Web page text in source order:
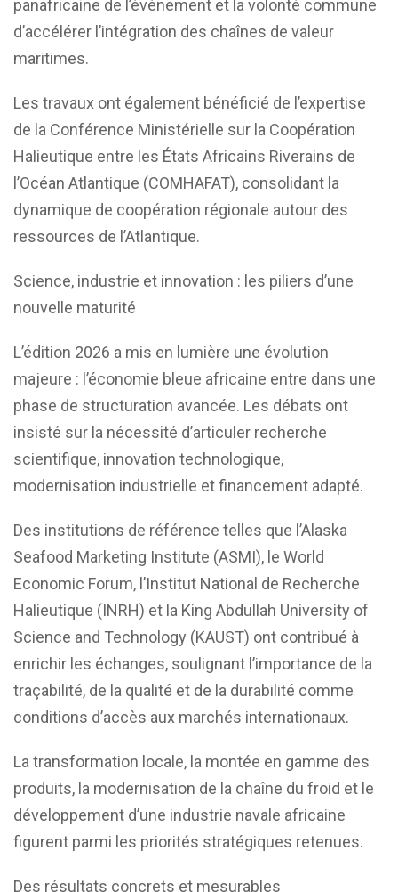
panafricaine de l’événement et la volonté commune
d’accélérer l’intégration des chaînes de valeur
maritimes.
Les travaux ont également bénéficié de l’expertise
de la Conférence Ministérielle sur la Coopération
Halieutique entre les États Africains Riverains de
l’Océan Atlantique (COMHAFAT), consolidant la
dynamique de coopération régionale autour des
ressources de l’Atlantique.
Science, industrie et innovation : les piliers d’une
nouvelle maturité
L’édition 2026 a mis en lumière une évolution
majeure : l’économie bleue africaine entre dans une
phase de structuration avancée. Les débats ont
insisté sur la nécessité d’articuler recherche
scientifique, innovation technologique,
modernisation industrielle et financement adapté.
Des institutions de référence telles que l’Alaska
Seafood Marketing Institute (ASMI), le World
Economic Forum, l’Institut National de Recherche
Halieutique (INRH) et la King Abdullah University of
Science and Technology (KAUST) ont contribué à
enrichir les échanges, soulignant l’importance de la
traçabilité, de la qualité et de la durabilité comme
conditions d’accès aux marchés internationaux.
La transformation locale, la montée en gamme des
produits, la modernisation de la chaîne du froid et le
développement d’une industrie navale africaine
figurent parmi les priorités stratégiques retenues.
Des résultats concrets et mesurables